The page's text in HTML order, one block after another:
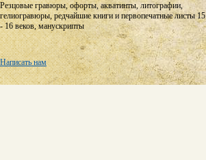
Резцовые гравюры, офорты, акватинты, литографии,
гелиогравюры, редчайшие книги и первопечатные листы 15
- 16 веков, манускрипты
Написать нам